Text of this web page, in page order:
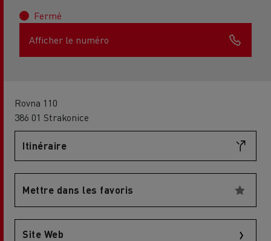
Fermé
Afficher le numéro
Rovna 110
386 01 Strakonice
Itinéraire
Mettre dans les favoris
Site Web